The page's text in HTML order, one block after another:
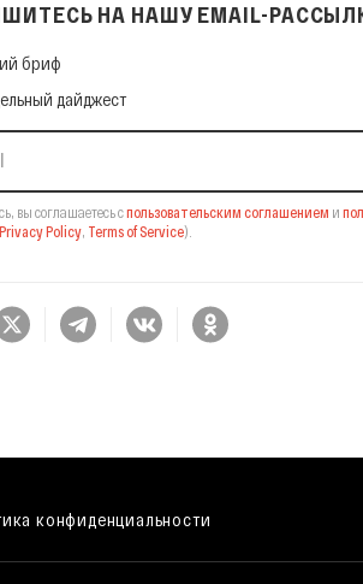
НА НАШУ EMAIL-
на нашу Email-рассылку
бриф
дайджест
вы соглашаетесь спользовательским соглашением и
Policy, Terms of Service).
конфиденциальности